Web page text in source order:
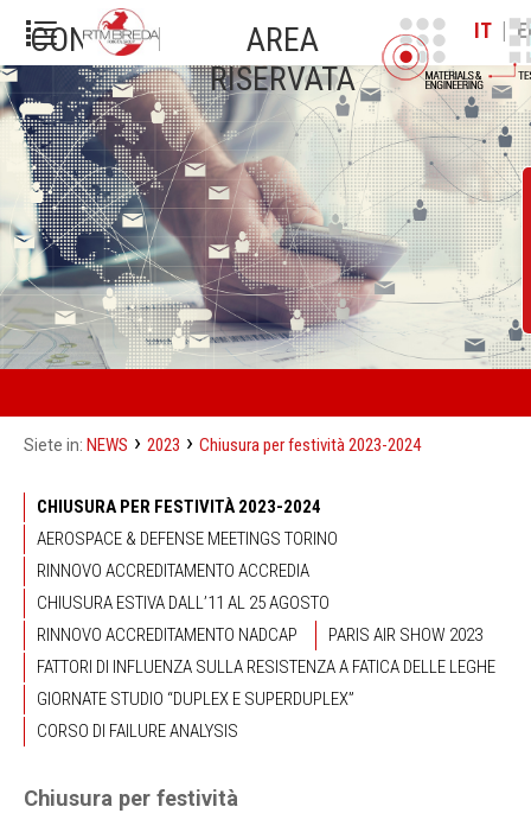
IT |
CONTATTI
AREA
RISERVATA
Siete in: NEWS › 2023 › Chiusura per festività 2023-2024
CHIUSURA PER FESTIVITÀ 2023-2024
AEROSPACE & DEFENSE MEETINGS TORINO
RINNOVO ACCREDITAMENTO ACCREDIA
CHIUSURA ESTIVA DALL’11 AL 25 AGOSTO
RINNOVO ACCREDITAMENTO NADCAP
PARIS AIR SHOW 2023
FATTORI DI INFLUENZA SULLA RESISTENZA A FATICA DELLE LEGHE
GIORNATE STUDIO “DUPLEX E SUPERDUPLEX”
CORSO DI FAILURE ANALYSIS
Chiusura per festività